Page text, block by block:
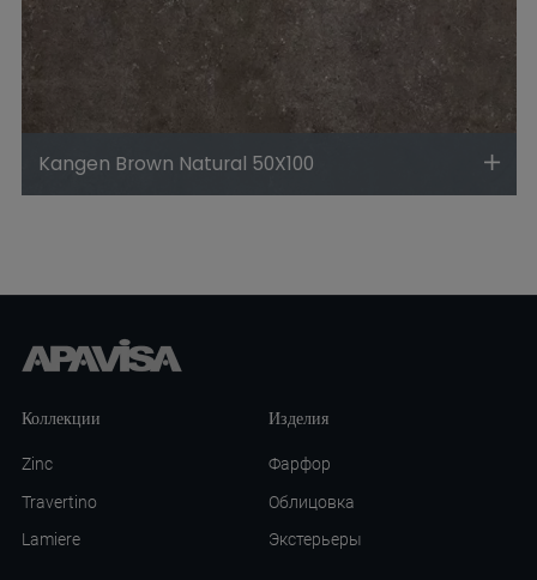
Kangen Brown Natural 50X100
Коллекции
Zinc
Travertino
Lamiere
Изделия
Фарфор
Облицовка
Экстерьеры